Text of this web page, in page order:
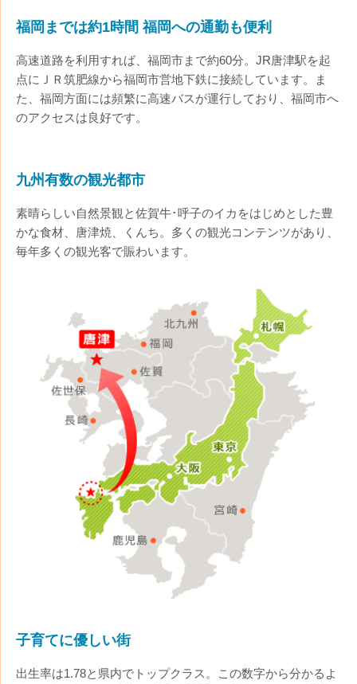
福岡までは約1時間 福岡への通勤も便利
高速道路を利用すれば、福岡市まで約60分。JR唐津駅を起
点にＪＲ筑肥線から福岡市営地下鉄に接続しています。ま
た、福岡方面には頻繁に高速バスが運行しており、福岡市へ
のアクセスは良好です。
九州有数の観光都市
素晴らしい自然景観と佐賀牛･呼子のイカをはじめとした豊
かな食材、唐津焼、くんち。多くの観光コンテンツがあり、
毎年多くの観光客で賑わいます。
子育てに優しい街
出生率は1.78と県内でトップクラス。この数字から分かるよ